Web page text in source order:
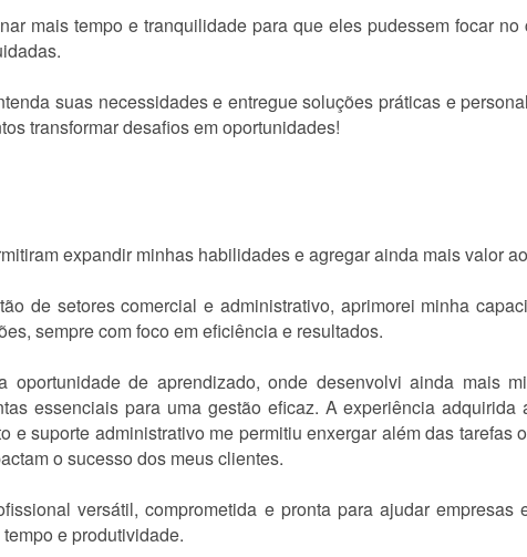
mais tempo e tranquilidade para que eles pudessem focar
suas necessidades e entregue soluções práticas e
transformar desafios em oportunidades!
expandir minhas habilidades e agregar ainda mais valor
de setores comercial e administrativo, aprimorei minha
sempre com foco em eficiência e resultados.
de aprendizado, onde desenvolvi ainda mais
essenciais para uma gestão eficaz. A experiência
e suporte administrativo me permitiu enxergar além das tarefas
o sucesso dos meus clientes.
versátil, comprometida e pronta para ajudar empresas
e produtividade.